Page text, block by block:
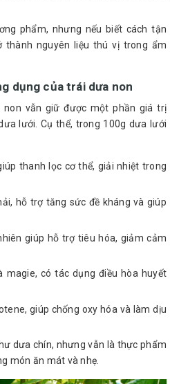
phẩm, nhưng nếu biết cách tận
thành nguyên liệu thú vị trong ẩm
dụng của trái dưa non
non vẫn giữ được một phần giá trị
lưới. Cụ thể, trong 100g dưa lưới
thanh lọc cơ thể, giải nhiệt trong
hỗ trợ tăng sức đề kháng và giúp
giúp hỗ trợ tiêu hóa, giảm cảm
magie, có tác dụng điều hòa huyết
giúp chống oxy hóa và làm dịu
dưa chín, nhưng vẫn là thực phẩm
món ăn mát và nhẹ.